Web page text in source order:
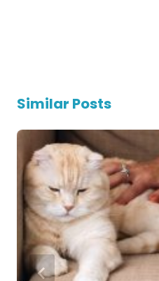
Similar Posts